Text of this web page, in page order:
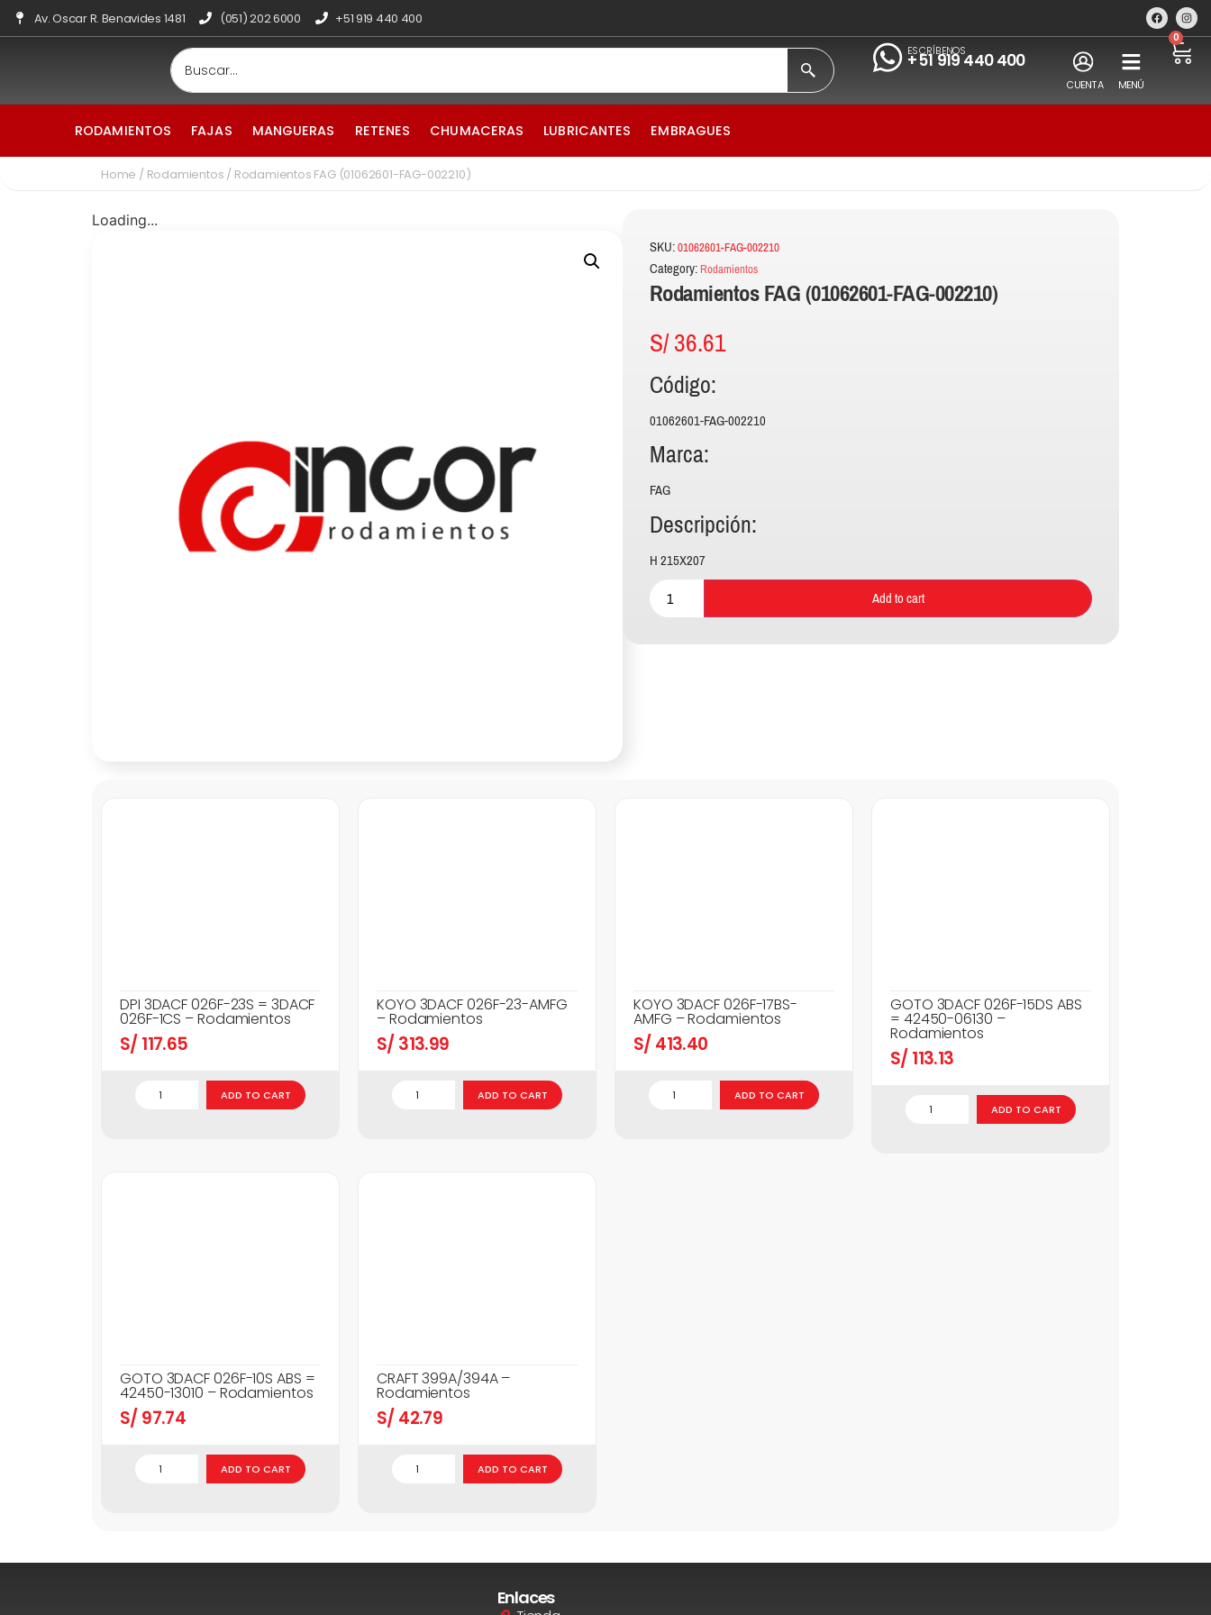
Av. Oscar R. Benavides 1481 (051) 202 6000 +51 919 440 400
ESCRÍBENOS
+51 919 440 400
CUENTA MENÚ
0
RODAMIENTOS FAJAS MANGUERAS RETENES CHUMACERAS LUBRICANTES EMBRAGUES
Home / Rodamientos / Rodamientos FAG (01062601-FAG-002210)
Loading...
SKU:01062601-FAG-002210
Category: Rodamientos
Rodamientos FAG (01062601-FAG-002210)
S/36.61
Código:
01062601-FAG-002210
Marca:
FAG
Descripción:
H 215X207
Add to cart
DPI 3DACF 026F-23S = 3DACF
026F-1CS – Rodamientos
S/ 117.65
ADD TO CART
KOYO 3DACF 026F-23-AMFG
– Rodamientos
S/ 313.99
ADD TO CART
KOYO 3DACF 026F-17BS-
AMFG – Rodamientos
S/ 413.40
ADD TO CART
GOTO 3DACF 026F-15DS ABS
= 42450-06130 –
Rodamientos
S/ 113.13
ADD TO CART
GOTO 3DACF 026F-10S ABS =
42450-13010 – Rodamientos
S/ 97.74
ADD TO CART
CRAFT 399A/394A –
Rodamientos
S/ 42.79
ADD TO CART
Enlaces